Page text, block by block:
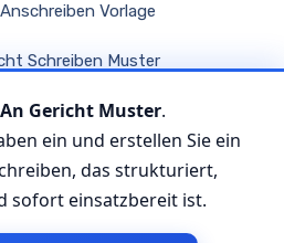
Vorlage
Schreiben Muster
Schreiben Muster
Gericht Muster.
ein und erstellen Sie ein
das strukturiert,
sofort einsatzbereit ist.